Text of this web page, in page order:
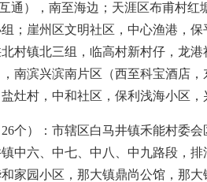
通），南至海边；天涯区布甫村
；崖州区文明社区，中心渔港，
村镇北三组，临高村新村仔，龙
南滨兴滨南片区（西至科宝酒店
灶村，中和社区，保利浅海小区
个）：市辖区白马井镇禾能村委
中六、中七、中八、中九路段，
家园小区，那大镇鼎尚公馆，那